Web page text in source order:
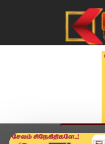
முகப்பு